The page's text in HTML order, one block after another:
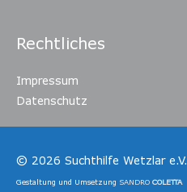
Rechtliches
Impressum
Datenschutz
© 2026 Suchthilfe Wetzlar e.V.
Gestaltung und Umsetzung SANDRO COLETTA